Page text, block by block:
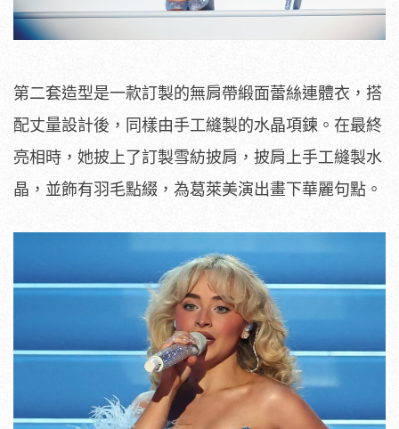
第二套造型是一款訂製的無肩帶緞面蕾絲連體衣，搭
配丈量設計後，同樣由手工縫製的水晶項鍊。在最終
亮相時，她披上了訂製雪紡披肩，披肩上手工縫製水
晶，並飾有羽毛點綴，為葛萊美演出畫下華麗句點。